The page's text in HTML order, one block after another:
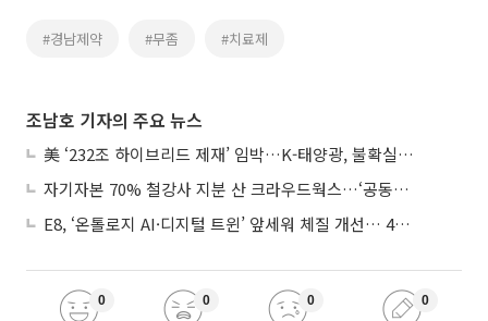
#경남제약 #무좀 #치료제
조남호 기자의 주요 뉴스
美 ‘232조 하이브리드 제재’ 임박…K-태양광, 불확실성 털고 날개 다나
자기자본 70% 철강사 지분 산 크라우드웍스…‘공동경영’으로 AI 시너지 낼까
E8, ‘온톨로지 AI·디지털 트윈’ 앞세워 체질 개선… 4분기 흑자전환 총력
0 0 0 0